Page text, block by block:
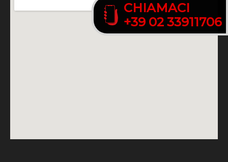
CHIAMACI
+39 02 33911706
CHIAMACI
+39 02 33911706